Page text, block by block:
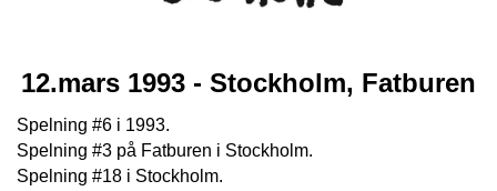
12.mars 1993 - Stockholm, Fatburen
Spelning #6 i 1993.
Spelning #3 på Fatburen i Stockholm.
Spelning #18 i Stockholm.